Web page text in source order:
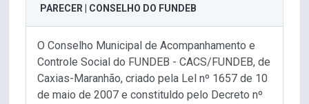
PARECER | CONSELHO DO FUNDEB
O Conselho Municipal de Acompanhamento e
Controle Social do FUNDEB - CACS/FUNDEB, de
Caxias-Maranhão, criado pela Lel nº 1657 de 10
de maio de 2007 е constituldo pelo Decreto nº